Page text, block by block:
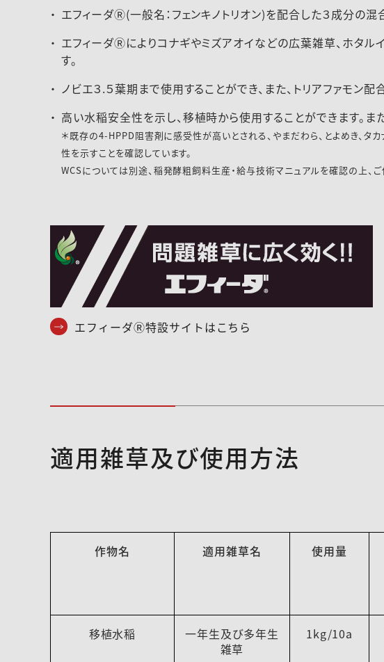
エフィーダⓇ(一般名：フェンキノトリオン)を配合した３成分の混
エフィーダⓇによりコナギやミズアオイなどの広葉雑草、ホタ
す。
ノビエ３.５葉期まで使用することができ、また、トリアファモン
高い水稲安全性を示し、移植時から使用することができます。
＊既存の4-HPPD阻害剤に感受性が高いとされる、やまだわら、とよめき、タカ
性を示すことを確認しています。
WCSについては別途、稲発酵粗飼料生産・給与技術マニュアルを確認の上、ご
エフィーダⓇ特設サイトはこちら
適用雑草及び使用方法
作物名 適用雑草名 使用量
移植水稲
一年生及び多年生
雑草
1kg/10a